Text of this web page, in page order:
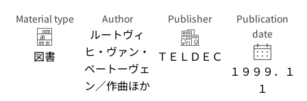
Material type
図書
Author
ルートヴィ
ヒ・ヴァン・
ベートーヴェ
ン／作曲ほか
Publisher
ＴＥＬＤＥＣ
Publication
date
１９９９．１
１